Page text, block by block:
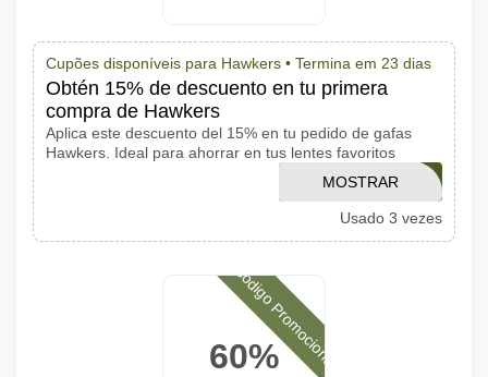
Cupões disponíveis para Hawkers • Termina em 23 dias
Obtén 15% de descuento en tu primera
compra de Hawkers
Aplica este descuento del 15% en tu pedido de gafas
Hawkers. Ideal para ahorrar en tus lentes favoritos
10HAWKERS
MOSTRAR
CÓDIGO
Usado 3 vezes
60%
Código Promocional